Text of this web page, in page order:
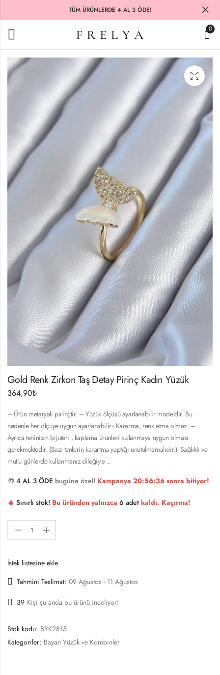
TÜM ÜRÜNLERDE 4 AL 3 ÖDE!
0
Gold Renk Zirkon Taş Detay Pirinç Kadın Yüzük
364,90₺
– Ürün metaryali pirinçtir. – Yüzük ölçüsü ayarlanabilir modeldir. Bu
nedenle her ölçüye uygun ayarlanabilir.- Kararma, renk atma olmaz. –
Ayrıca teninizin bijuteri , kaplama ürünleri kullanmaya uygun olması
gerekmektedir. (Bazı tenlerin karartma yaptığı unutulmamalıdır.)- Sağlıklı ve
mutlu günlerde kullanmanız dileğiyle ..
🎁 4 AL 3 ÖDE bugüne özel! Kampanya 20:56:36 sonra bitiyor!
🔥 Sınırlı stok! Bu üründen yalnızca 6 adet kaldı. Kaçırma!
İstek listesine ekle
Tahmini Teslimat: 09 Ağustos - 11 Ağustos
39 Kişi şu anda bu ürünü inceliyor!
Stok kodu: BYK2815
Kategoriler: Bayan Yüzük ve Kombinler